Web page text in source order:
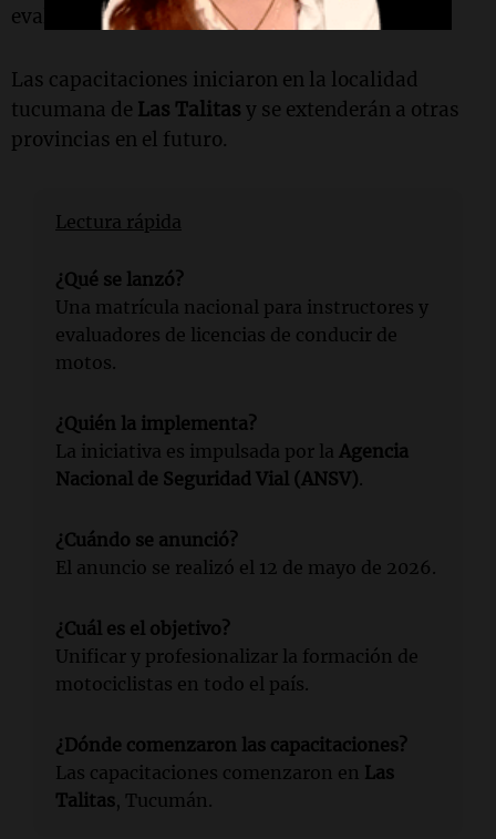
evaluaciones realizadas.
Las capacitaciones iniciaron en la localidad
tucumana de Las Talitas y se extenderán a otras
provincias en el futuro.
Lectura rápida
¿Qué se lanzó?
Una matrícula nacional para instructores y
evaluadores de licencias de conducir de
motos.
¿Quién la implementa?
La iniciativa es impulsada por la Agencia
Nacional de Seguridad Vial (ANSV).
¿Cuándo se anunció?
El anuncio se realizó el 12 de mayo de 2026.
¿Cuál es el objetivo?
Unificar y profesionalizar la formación de
motociclistas en todo el país.
¿Dónde comenzaron las capacitaciones?
Las capacitaciones comenzaron en Las
Talitas, Tucumán.